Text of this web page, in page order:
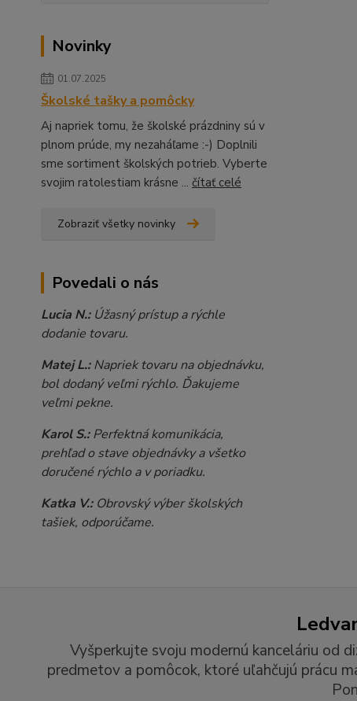
Novinky
01.07.2025
Školské tašky a pomôcky
Aj napriek tomu, že školské prázdniny sú v
plnom prúde, my nezaháľame :-) Doplnili
sme sortiment školských potrieb. Vyberte
svojim ratolestiam krásne ... čítať celé
Zobraziť všetky novinky
Povedali o nás
Lucia N.:Úžasný prístup a rýchle
dodanie tovaru.
Matej L.:Napriek tovaru na objednávku,
bol dodaný veľmi rýchlo. Ďakujeme
veľmi pekne.
Karol S.:Perfektná komunikácia,
prehľad o stave objednávky a všetko
doručené rýchlo a v poriadku.
Katka V.: Obrovský výber školských
tašiek, odporúčame.
Vyšperkujte svoju modernú kanceláriu od
predmetov a pomôcok, ktoré uľahčujú prácu